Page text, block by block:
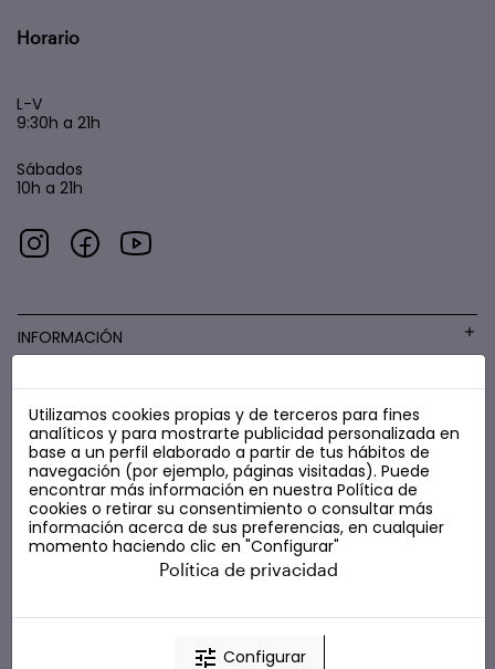
Horario
L-V
9:30h a 21h
Sábados
10h a 21h
INFORMACIÓN
COSMÉTICA LOW COST
Utilizamos cookies propias y de terceros para fines
analíticos y para mostrarte publicidad personalizada en
base a un perfil elaborado a partir de tus hábitos de
navegación (por ejemplo, páginas visitadas). Puede
encontrar más información en nuestra Política de
cookies o retirar su consentimiento o consultar más
información acerca de sus preferencias, en cualquier
momento haciendo clic en "Configurar"
Política de privacidad
tune Configurar